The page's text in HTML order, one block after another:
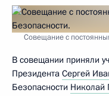
Совещание с
В совещании приняли
Президента Сергей
Безопасности Николай